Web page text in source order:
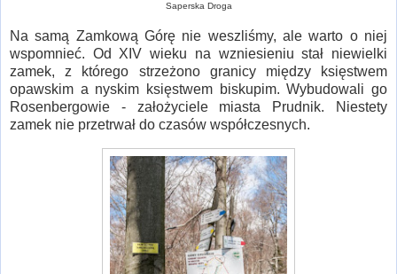
Saperska Droga
Na samą Zamkową Górę nie weszliśmy, ale warto o niej
wspomnieć. Od XIV wieku na wzniesieniu stał niewielki
zamek, z którego strzeżono granicy między księstwem
opawskim a nyskim księstwem biskupim. Wybudowali go
Rosenbergowie - założyciele miasta Prudnik. Niestety
zamek nie przetrwał do czasów współczesnych.